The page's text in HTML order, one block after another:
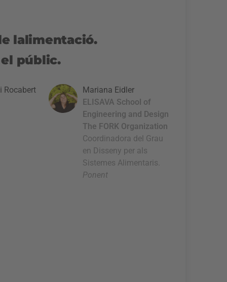
lalimentació.
públic.
Rocabert
Mariana Eidler
ELISAVA School of
Engineering and Design
The FORK Organization
Coordinadora del Grau
en Disseny per als
Sistemes Alimentaris.
Ponent